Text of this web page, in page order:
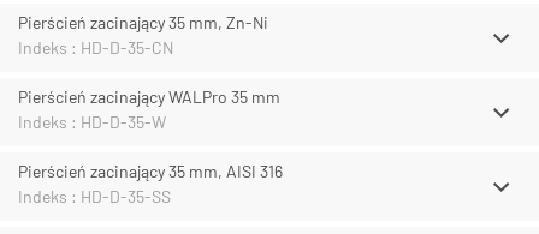
Pierścień zacinający 35 mm, Zn-Ni
Indeks : HD-D-35-CN
Pierścień zacinający WALPro 35 mm
Indeks : HD-D-35-W
Pierścień zacinający 35 mm, AISI 316
Indeks : HD-D-35-SS